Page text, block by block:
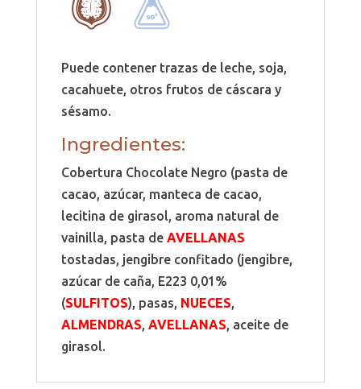
Puede contener trazas de leche, soja,
cacahuete, otros frutos de cáscara y
sésamo.
Ingredientes:
Cobertura Chocolate Negro (pasta de
cacao, azúcar, manteca de cacao,
lecitina de girasol, aroma natural de
vainilla, pasta de AVELLANAS
tostadas, jengibre confitado (jengibre,
azúcar de caña, E223 0,01%
(SULFITOS), pasas, NUECES,
ALMENDRAS, AVELLANAS, aceite de
girasol.